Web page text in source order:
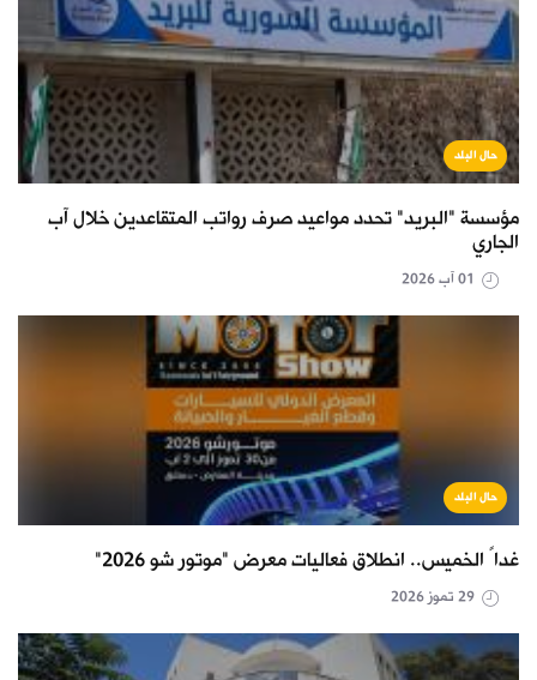
حال البلد
مؤسسة "البريد" تحدد مواعيد صرف رواتب المتقاعدين خلال آب
الجاري
حال البلد
غداً الخميس.. انطلاق فعاليات معرض "موتور شو 2026"